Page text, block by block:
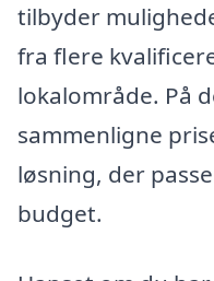
tilbyder
fra flere
lokalområde. På
sammenligne
løsning, der
budget.